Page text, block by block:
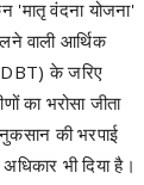
'मातृ वंदना योजना'
वाली आर्थिक
(DBT) के जरिए
का भरोसा जीता
की भरपाई
भी दिया है।